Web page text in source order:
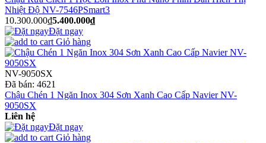
Nhiệt Độ NV-7546PSmart3
10.300.000₫5.400.000₫
Đặt ngay
Giỏ hàng
NV-9050SX
Đã bán: 4621
Chậu Chén 1 Ngăn Inox 304 Sơn Xanh Cao Cấp Navier NV-
9050SX
Liên hệ
Đặt ngay
Giỏ hàng